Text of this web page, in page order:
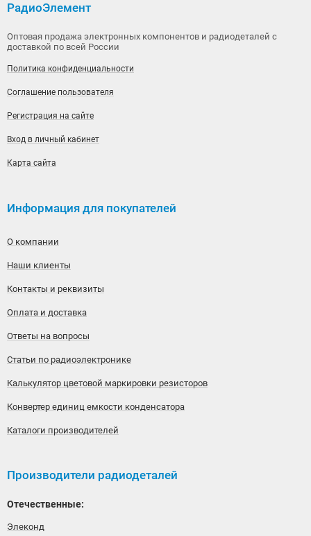
РадиоЭлемент
Оптовая продажа электронных компонентов и радиодеталей с
доставкой по всей России
Политика конфиденциальности
Соглашение пользователя
Регистрация на сайте
Вход в личный кабинет
Карта сайта
Информация для покупателей
О компании
Наши клиенты
Контакты и реквизиты
Оплата и доставка
Ответы на вопросы
Статьи по радиоэлектронике
Калькулятор цветовой маркировки резисторов
Конвертер единиц емкости конденсатора
Каталоги производителей
Производители радиодеталей
Отечественные:
Элеконд